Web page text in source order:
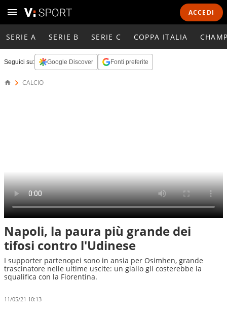
ACCEDI
SERIE A SERIE B SERIE C COPPA ITALIA
Seguici su: Google Discover Fonti preferite
CALCIO
Napoli, la paura più grande dei
tifosi contro l'Udinese
I supporter partenopei sono in ansia per Osimhen, grande
trascinatore nelle ultime uscite: un giallo gli costerebbe la
squalifica con la Fiorentina.
11/05/21 10:13